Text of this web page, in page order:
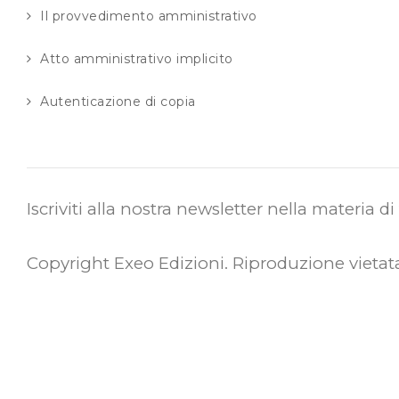
Il provvedimento amministrativo
Atto amministrativo implicito
Autenticazione di copia
Iscriviti alla nostra newsletter nella materia
Copyright Exeo Edizioni. Riproduzione